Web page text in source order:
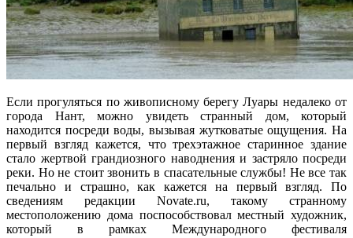
Если прогуляться по живописному берегу Луары недалеко от
города Нант, можно увидеть странный дом, который
находится посреди воды, вызывая жутковатые ощущения. На
первый взгляд кажется, что трехэтажное старинное здание
стало жертвой грандиозного наводнения и застряло посреди
реки. Но не стоит звонить в спасательные службы! Не все так
печально и страшно, как кажется на первый взгляд. По
сведениям редакции Novate.ru, такому странному
местоположению дома поспособствовал местный художник,
который в рамках Международного фестиваля